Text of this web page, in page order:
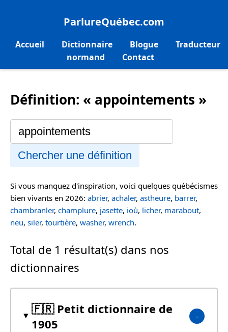
ParlureQuébec.com
Accueil Dictionnaire Blogue
Traducteur
normand
Contact
Définition: « appointements »
Chercher une définition
Si vous manquez d'inspiration, voici quelques québécismes
bien vivants en 2026: abrier, achaler, astheure, barrer,
chambranler, champlure, jasette, ioù, licher, marabout,
neu, siler, tourtière, washer, wrench.
Total de 1 résultat(s) dans nos
dictionnaires
🇫🇷 Petit dictionnaire de
1905